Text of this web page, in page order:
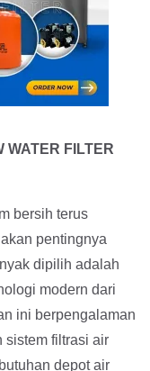
WATER FILTER
bersih terus
pentingnya
dipilih adalah
modern dari
ini berpengalaman
sistem filtrasi air
depot air